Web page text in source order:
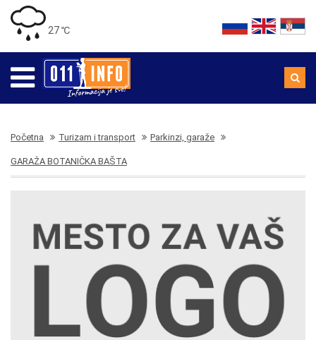
27 ℃
Početna Turizam i transport Parkinzi, garaže
GARAŽA BOTANIČKA BAŠTA